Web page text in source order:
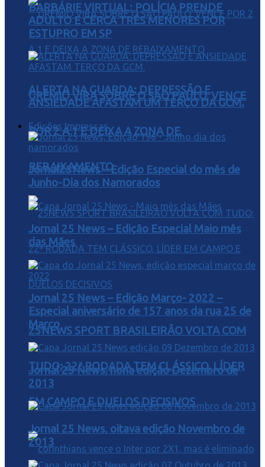
GRÊMIO VIRA SOBRE O SÃO PAULO, VENCE
POR 2 A 1 E DEIXA A ZONA DE
REBAIXAMENTO
25NEWS SPORT BRASILEIRÃO VOLTA COM
TUDO: 22ª RODADA TEM CLÁSSICO, LÍDER
EM CAMPO E DUELOS DECISIVOS
BARBÁRIE VIRTUAL: POLÍCIA PRENDE
ADULTO E CERCA TRÊS MENORES POR
ESTUPRO EM SP
ALERTA NA GUARDA: DEPRESSÃO E
ANSIEDADE AFASTAM UM TERÇO DA GCM.
Edições Impressas
Jornal25News – Edição Especial do mês de
Junho-Dia dos Namorados
Jornal 25 News – Edição Especial Maio mês
das Mães
Jornal 25 News – Edição Março- 2022 –
Especial aniversário de 157 anos da rua 25 de
Março
Jornal 25 News, nona edição Dezembro de
2013
Jornal 25 News, oitava edição Novembro de
2013